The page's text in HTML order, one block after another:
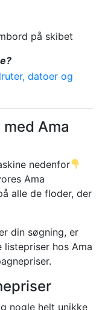
på skibet
datoer og
Ama
nedenfor
Ama
alle de floder, der
din søgning, er
hos Ama
nogle helt unikke